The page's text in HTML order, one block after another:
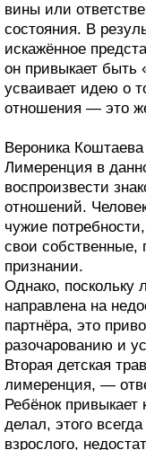
вины или
состояния. В
искажённое
он привыкает быть
усваивает идею о
отношения — это
Вероника Коштаева
Лимеренция в
воспроизвести
отношений.
чужие
свои собственные,
признании.
Однако, поскольку
направлена на
партнёра, это
разочарованию и
Вторая детская
лимеренция, —
Ребёнок привыкает
делал, этого
взрослого,